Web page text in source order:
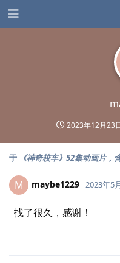
2023年12月23
于 《神奇校车》52集动画片
M maybe1229 2023年5
找了很久，感谢！